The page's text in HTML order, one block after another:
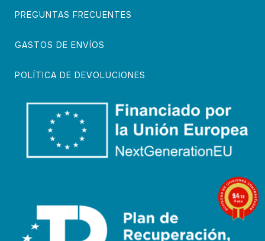
PREGUNTAS FRECUENTES
GASTOS DE ENVÍOS
POLÍTICA DE DEVOLUCIONES
9.4/10
74 notas